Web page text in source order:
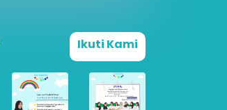
Ikuti Kami